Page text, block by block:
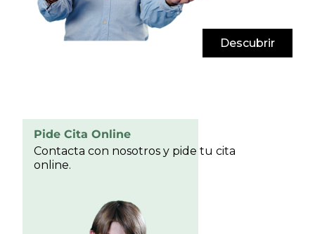
Descubrir
Pide Cita Online
Contacta con nosotros y pide tu cita
online.